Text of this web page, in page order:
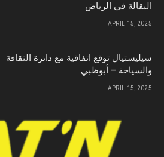
البقالة في الرياض
APRIL 15, 2025
سيليستيال توقع اتفاقية مع دائرة الثقافة
والسياحة – أبوظبي
APRIL 15, 2025